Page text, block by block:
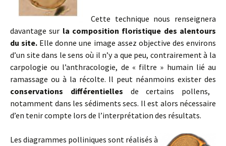
Cette technique nous renseignera
davantage sur la composition floristique des alentours
du site. Elle donne une image assez objective des environs
d’un site dans le sens où il n’y a que peu, contrairement à la
carpologie ou l’anthracologie, de « filtre » humain lié au
ramassage ou à la récolte. Il peut néanmoins exister des
conservations différentielles de certains pollens,
notamment dans les sédiments secs. Il est alors nécessaire
d’en tenir compte lors de l’interprétation des résultats.
Les diagrammes polliniques sont réalisés à